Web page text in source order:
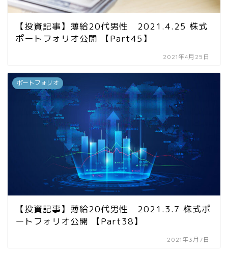
【投資記事】薄給20代男性 2021.4.25 株式
ポートフォリオ公開 【Part45】
2021年4月25日
ポートフォリオ
【投資記事】薄給20代男性 2021.3.7 株式ポ
ートフォリオ公開 【Part38】
2021年3月7日